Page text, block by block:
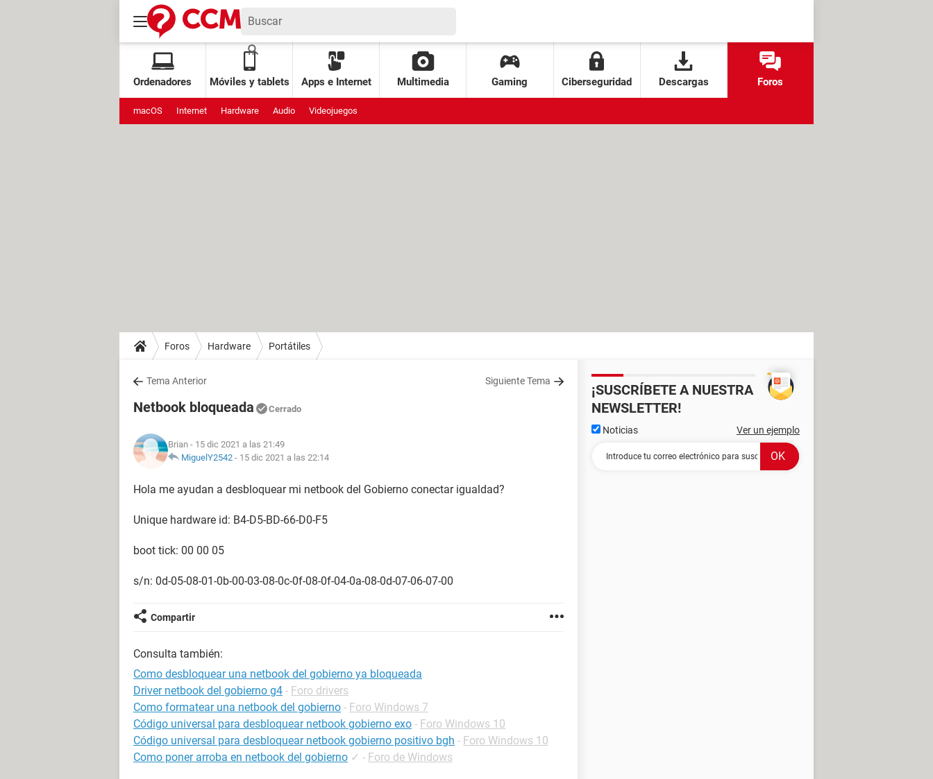
Ordenadores Móviles y tablets Apps e Internet Multimedia Gaming Ciberseguridad Descargas Foros
macOS Internet Hardware Audio Videojuegos
Foros Hardware Portátiles
Tema Anterior Siguiente Tema
Netbook bloqueada Cerrado
Brian - 15 dic 2021 a las 21:49
MiguelY2542 - 15 dic 2021 a las 22:14
Hola me ayudan a desbloquear mi netbook del Gobierno conectar igualdad?
Unique hardware id: B4-D5-BD-66-D0-F5
boot tick: 00 00 05
s/n: 0d-05-08-01-0b-00-03-08-0c-0f-08-0f-04-0a-08-0d-07-06-07-00
Compartir
Consulta también:
Como desbloquear una netbook del gobierno ya bloqueada
Driver netbook del gobierno g4 - Foro drivers
Como formatear una netbook del gobierno - Foro Windows 7
Código universal para desbloquear netbook gobierno exo - Foro Windows 10
Código universal para desbloquear netbook gobierno positivo bgh - Foro Windows 10
Como poner arroba en netbook del gobierno ✓ - Foro de Windows
¡SUSCRÍBETE A NUESTRA
NEWSLETTER!
Noticias Ver un ejemplo